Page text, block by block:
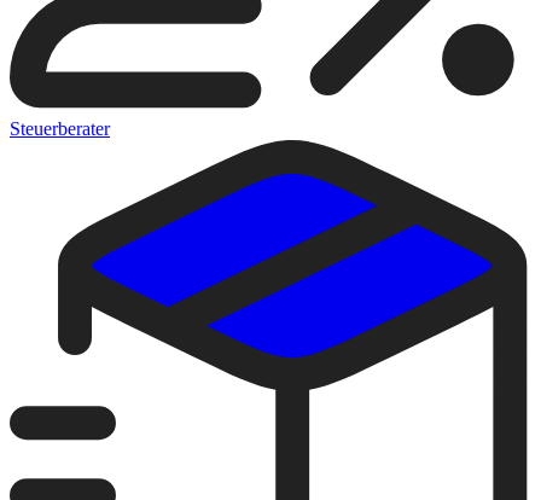
Steuerberater